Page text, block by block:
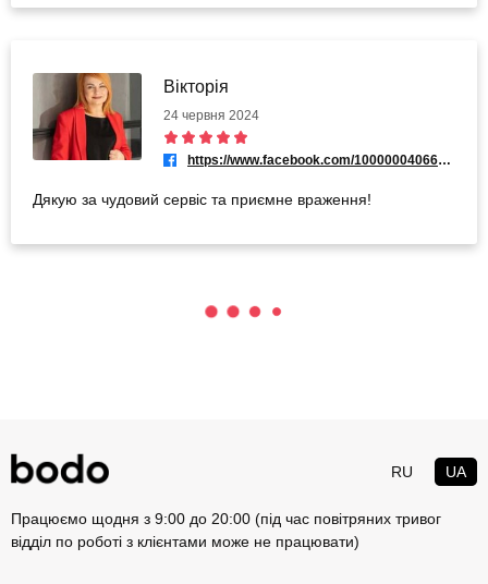
Вікторія
24 червня 2024
https://www.facebook.com/100000040662970
Дякую за чудовий сервіс та приємне враження!
RU UA
Працюємо щодня з 9:00 до 20:00 (під час повітряних тривог
відділ по роботі з клієнтами може не працювати)